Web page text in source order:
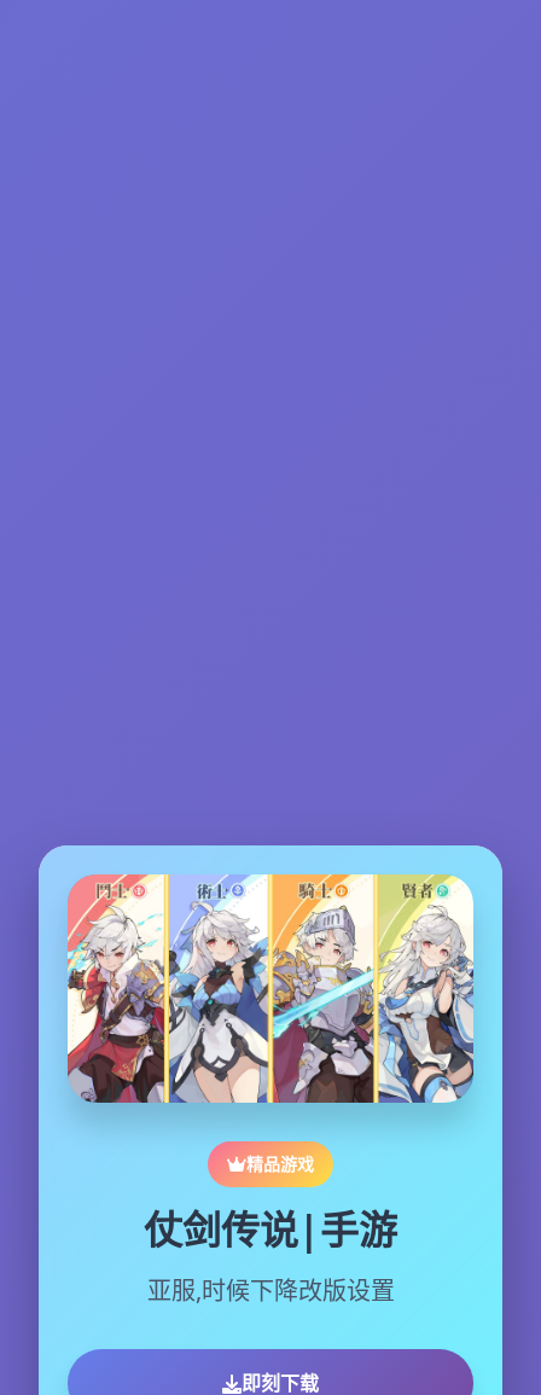
精品游戏
仗剑传说|手游
亚服,时候下降改版设置
即刻下载